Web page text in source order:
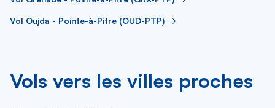
Vol Oujda - Pointe-à-Pitre (OUD-PTP)
Vols vers les villes proches